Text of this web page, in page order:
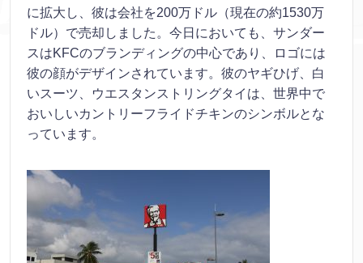
に拡大し、彼は会社を200万ドル（現在の約1530万
ドル）で売却しました。今日においても、サンダー
スはKFCのブランディングの中心であり、ロゴには
彼の顔がデザインされています。彼のヤギひげ、白
いスーツ、ウエスタンストリングタイは、世界中で
おいしいカントリーフライドチキンのシンボルとな
っています。